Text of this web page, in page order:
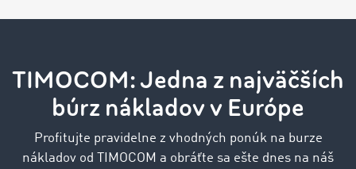
TIMOCOM: Jedna z najväčších
búrz nákladov v Európe
Profitujte pravidelne z vhodných ponúk na burze
nákladov od TIMOCOM a obráťte sa ešte dnes na náš